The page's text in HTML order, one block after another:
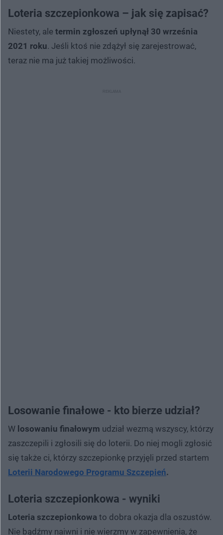
Loteria szczepionkowa – jak się zapisać?
Niestety, ale termin zgłoszeń upłynął 30 września
2021 roku. Jeśli ktoś nie zdążył się zarejestrować,
teraz nie ma już takiej możliwości.
Losowanie finałowe - kto bierze udział?
W losowaniu finałowym udział wezmą wszyscy, którzy
zaszczepili i zgłosili się do loterii. Do niej mogli zgłosić
się także ci, którzy szczepionkę przyjęli przed startem
Loterii Narodowego Programu Szczepień.
Loteria szczepionkowa - wyniki
Loteria szczepionkowa to dobra okazja dla oszustów.
Nie bądźmy naiwni i nie wierzmy w zapewnienia, że